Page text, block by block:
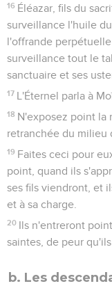
16 Éléazar, fils du
surveillance l'huile
l'offrande
surveillance tout le
sanctuaire et ses
17 L'Éternel parla à
18 N'exposez point la
retranchée du milieu
19 Faites ceci pour
point, quand ils
ses fils viendront, et
et à sa charge.
20 Ils n'entreront
saintes, de peur
b. Les